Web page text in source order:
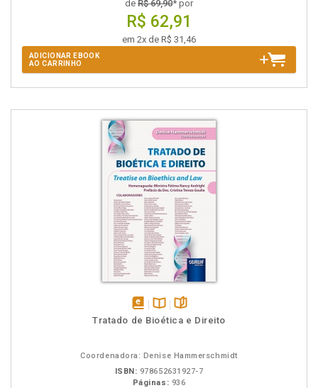
de R$ 69,90* por
R$ 62,91
em 2x de R$ 31,46
ADICIONAR EBOOK
AO CARRINHO
disponívelDisponível
páginas
Tratado de Bioética e Direito
Coordenadora: Denise Hammerschmidt
ISBN: 978652631927-7
Páginas: 936